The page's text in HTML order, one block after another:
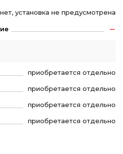
нет, установка не предусмотрена
приобретается отдельно
приобретается отдельно
приобретается отдельно
приобретается отдельно